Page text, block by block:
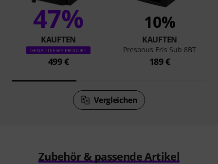
47%
KAUFTEN
GENAU DIESES PRODUKT
499 €
10%
KAUFTEN
Presonus Eris Sub 8BT
189 €
Vergleichen
Zubehör & passende Artikel